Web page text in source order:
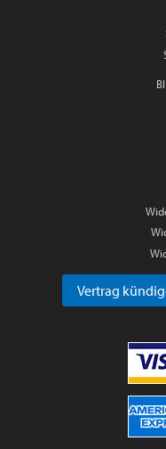
Vertrag